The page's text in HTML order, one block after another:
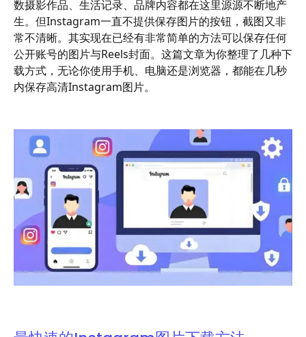
数摄影作品、生活记录、品牌内容都在这里源源不断地产
生。但Instagram一直不提供保存图片的按钮，截图又非
常不清晰。其实现在已经有非常简单的方法可以保存任何
公开账号的图片与Reels封面。这篇文章为你整理了几种下
载方式，无论你使用手机、电脑还是浏览器，都能在几秒
内保存高清Instagram图片。